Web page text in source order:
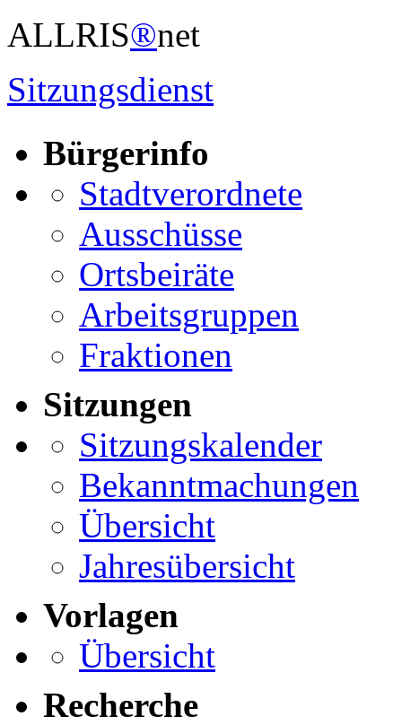
ALLRIS®net
Sitzungsdienst
Bürgerinfo
Stadtverordnete
Ausschüsse
Ortsbeiräte
Arbeitsgruppen
Fraktionen
Sitzungen
Sitzungskalender
Bekanntmachungen
Übersicht
Jahresübersicht
Vorlagen
Übersicht
Recherche